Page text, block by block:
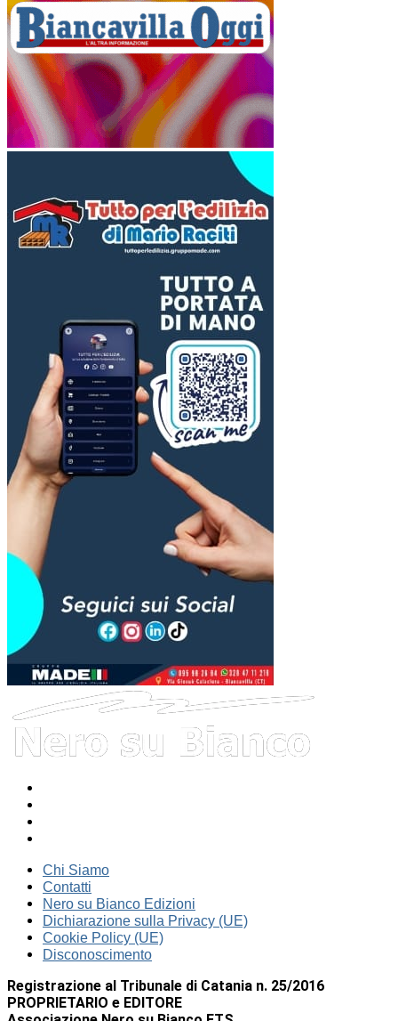
Chi Siamo
Contatti
Nero su Bianco Edizioni
Dichiarazione sulla Privacy (UE)
Cookie Policy (UE)
Disconoscimento
Registrazione al Tribunale di Catania n. 25/2016
PROPRIETARIO e EDITORE